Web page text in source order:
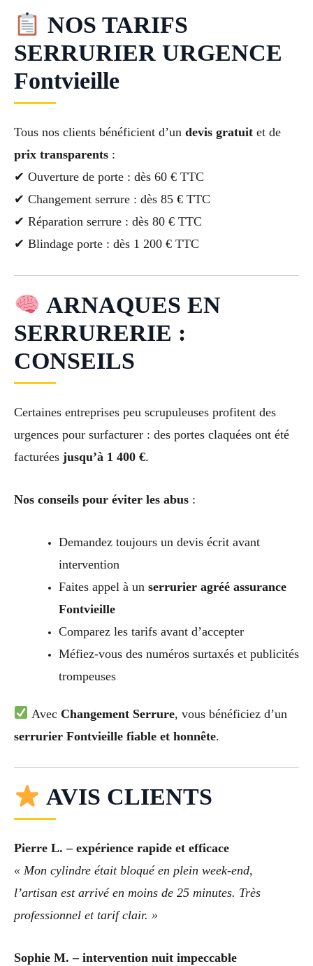
NOS TARIFS
SERRURIER URGENCE
Fontvieille
Tous nos clients bénéficient d’un devis gratuit et de
prix transparents :
✔ Ouverture de porte : dès 60 € TTC
✔ Changement serrure : dès 85 € TTC
✔ Réparation serrure : dès 80 € TTC
✔ Blindage porte : dès 1 200 € TTC
ARNAQUES EN
SERRURERIE :
CONSEILS
Certaines entreprises peu scrupuleuses profitent des
urgences pour surfacturer : des portes claquées ont été
facturées jusqu’à 1 400 €.
Nos conseils pour éviter les abus :
Demandez toujours un devis écrit avant
intervention
Faites appel à un serrurier agréé assurance
Fontvieille
Comparez les tarifs avant d’accepter
Méfiez-vous des numéros surtaxés et publicités
trompeuses
Avec Changement Serrure, vous bénéficiez d’un
serrurier Fontvieille fiable et honnête.
AVIS CLIENTS
Pierre L. – expérience rapide et efficace
« Mon cylindre était bloqué en plein week-end,
l’artisan est arrivé en moins de 25 minutes. Très
professionnel et tarif clair. »
Sophie M. – intervention nuit impeccable